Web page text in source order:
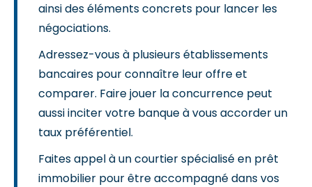
ainsi des éléments concrets pour lancer les
négociations.
Adressez-vous à plusieurs établissements
bancaires pour connaître leur offre et
comparer. Faire jouer la concurrence peut
aussi inciter votre banque à vous accorder un
taux préférentiel.
Faites appel à un courtier spécialisé en prêt
immobilier pour être accompagné dans vos